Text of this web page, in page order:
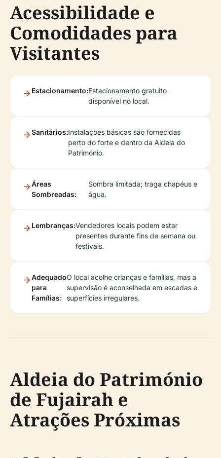
Acessibilidade e
Comodidades para
Visitantes
Estacionamento:Estacionamento gratuito
disponível no local.
Sanitários:Instalações básicas são fornecidas
perto do forte e dentro da Aldeia do
Património.
Áreas
Sombreadas:
Sombra limitada; traga chapéus e
água.
Lembranças:Vendedores locais podem estar
presentes durante fins de semana ou
festivais.
Adequado
para
Famílias:
O local acolhe crianças e famílias, mas a
supervisão é aconselhada em escadas e
superfícies irregulares.
Aldeia do Património
de Fujairah e
Atrações Próximas